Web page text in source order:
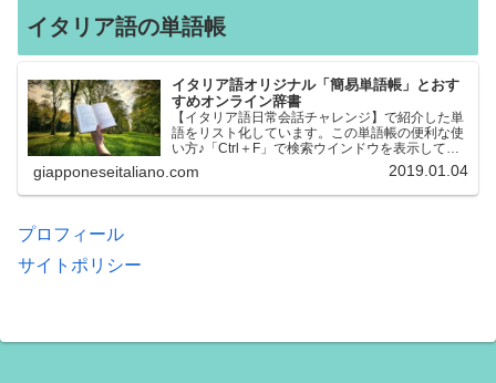
イタリア語の単語帳
イタリア語オリジナル「簡易単語帳」とおす
すめオンライン辞書
【イタリア語日常会話チャレンジ】で紹介した単
語をリスト化しています。この単語帳の便利な使
い方♪「Ctrl＋F」で検索ウインドウを表示して、
知りたい単語を探すことができます。イタリア語
→日本語、日本語→イタリア語 どちらでも検索
できるので、良…
giapponeseitaliano.com 2019.01.04
プロフィール
サイトポリシー